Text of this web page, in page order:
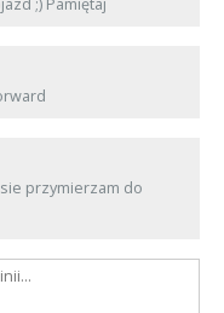
;) Pamiętaj
przymierzam do